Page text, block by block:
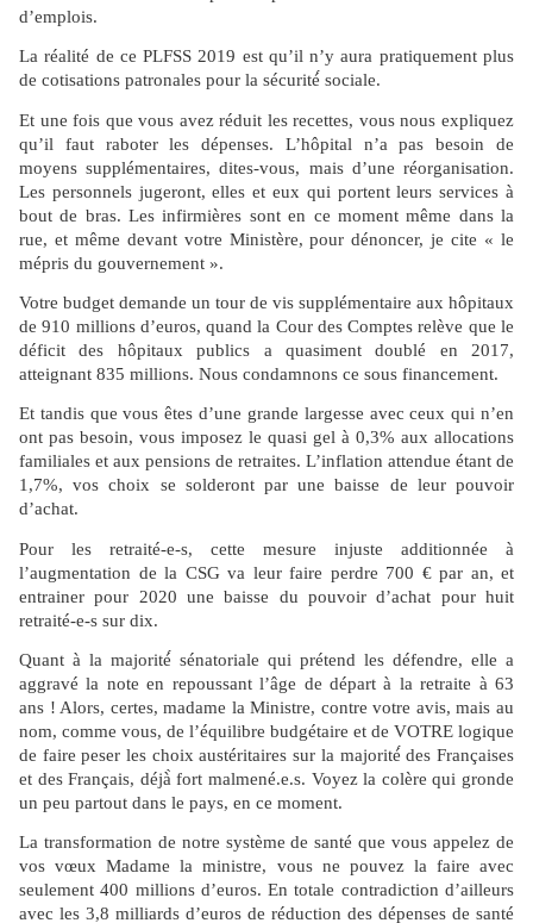
d’emplois.
La réalité de ce PLFSS 2019 est qu’il n’y aura pratiquement plus
de cotisations patronales pour la sécurité́ sociale.
Et une fois que vous avez réduit les recettes, vous nous expliquez
qu’il faut raboter les dépenses. L’hôpital n’a pas besoin de
moyens supplémentaires, dites-vous, mais d’une réorganisation.
Les personnels jugeront, elles et eux qui portent leurs services à
bout de bras. Les infirmières sont en ce moment même dans la
rue, et même devant votre Ministère, pour dénoncer, je cite « le
mépris du gouvernement ».
Votre budget demande un tour de vis supplémentaire aux hôpitaux
de 910 millions d’euros, quand la Cour des Comptes relève que le
déficit des hôpitaux publics a quasiment doublé en 2017,
atteignant 835 millions. Nous condamnons ce sous financement.
Et tandis que vous êtes d’une grande largesse avec ceux qui n’en
ont pas besoin, vous imposez le quasi gel à 0,3% aux allocations
familiales et aux pensions de retraites. L’inflation attendue étant de
1,7%, vos choix se solderont par une baisse de leur pouvoir
d’achat.
Pour les retraité-e-s, cette mesure injuste additionnée à
l’augmentation de la CSG va leur faire perdre 700 € par an, et
entrainer pour 2020 une baisse du pouvoir d’achat pour huit
retraité-e-s sur dix.
Quant à la majorité́ sénatoriale qui prétend les défendre, elle a
aggravé la note en repoussant l’âge de départ à la retraite à 63
ans ! Alors, certes, madame la Ministre, contre votre avis, mais au
nom, comme vous, de l’équilibre budgétaire et de VOTRE logique
de faire peser les choix austéritaires sur la majorité́ des Françaises
et des Français, déjà̀ fort malmené.e.s. Voyez la colère qui gronde
un peu partout dans le pays, en ce moment.
La transformation de notre système de santé que vous appelez de
vos vœux Madame la ministre, vous ne pouvez la faire avec
seulement 400 millions d’euros. En totale contradiction d’ailleurs
avec les 3,8 milliards d’euros de réduction des dépenses de santé